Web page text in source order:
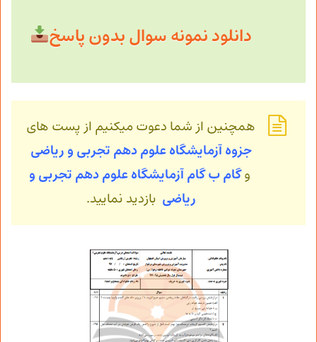
دانلود نمونه سوال بدون پاسخ
همچنین از شما دعوت میکنیم از پست های
جزوه آزمایشگاه علوم دهم تجربی و ریاضی
وگام ب گام آزمایشگاه علومدهم تجربی و
ریاضی بازدید نمایید.